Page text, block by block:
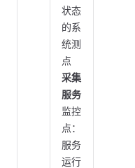
状态
的系
统测
点
采集
服务
监控
点：
服务
运行